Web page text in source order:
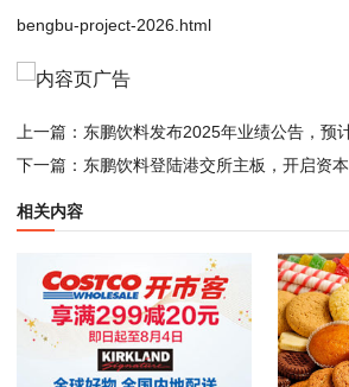
bengbu-project-2026.html
上一篇： 东鹏饮料发布2025年业绩公告，预计
下一篇： 东鹏饮料登陆港交所主板，开启资本全
相关内容